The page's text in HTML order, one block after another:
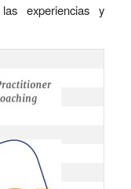
experiencias y